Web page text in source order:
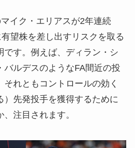
イク・エリアスが2年連続
有望株を差し出すリスクを取る
です。例えば、ディラン・シ
バルデスのようなFA間近の投
れともコントロールの効く
）先発投手を獲得するために
注目されます。